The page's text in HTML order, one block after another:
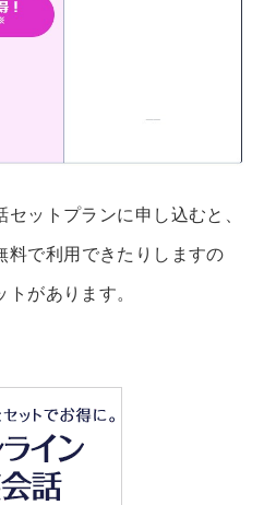
ットプランに申し込むと、
料で利用できたりしますの
があります。